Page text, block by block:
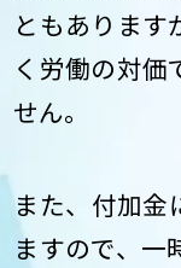
ともあります
く労働の対価
せん。
また、付加金
ますので、一